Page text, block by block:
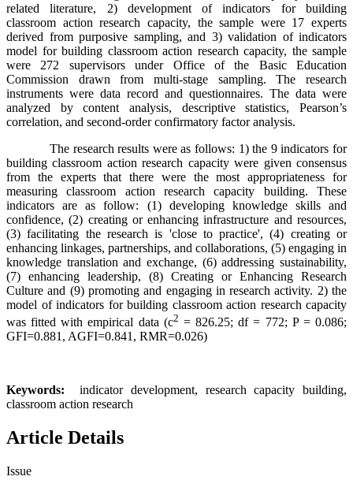
related literature, 2) development of indicators for building
classroom action research capacity, the sample were 17 experts
derived from purposive sampling, and 3) validation of indicators
model for building classroom action research capacity, the sample
were 272 supervisors under Office of the Basic Education
Commission drawn from multi-stage sampling. The research
instruments were data record and questionnaires. The data were
analyzed by content analysis, descriptive statistics, Pearson’s
correlation, and second-order confirmatory factor analysis.
The research results were as follows: 1) the 9 indicators for
building classroom action research capacity were given consensus
from the experts that there were the most appropriateness for
measuring classroom action research capacity building. These
indicators are as follow: (1) developing knowledge skills and
confidence, (2) creating or enhancing infrastructure and resources,
(3) facilitating the research is 'close to practice', (4) creating or
enhancing linkages, partnerships, and collaborations, (5) engaging in
knowledge translation and exchange, (6) addressing sustainability,
(7) enhancing leadership, (8) Creating or Enhancing Research
Culture and (9) promoting and engaging in research activity. 2) the
model of indicators for building classroom action research capacity
was fitted with empirical data (c2 = 826.25; df = 772; P = 0.086;
GFI=0.881, AGFI=0.841, RMR=0.026)
Keywords:
indicator development, research capacity building,
classroom action research
Article Details
Issue